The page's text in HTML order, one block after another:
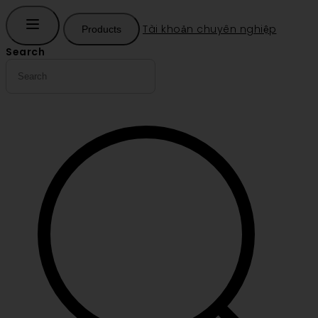
Products
Tài khoản chuyên nghiệp
Search